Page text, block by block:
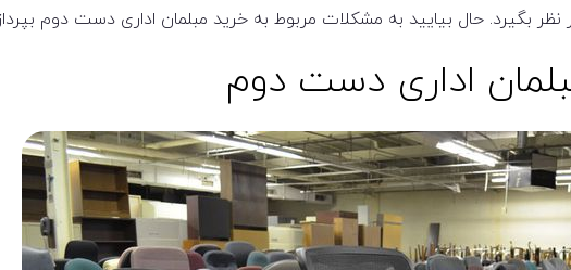
بگیرد. حال بیایید به مشکلات مربوط به خرید مبلمان اداری دست دوم
اداری دست دوم